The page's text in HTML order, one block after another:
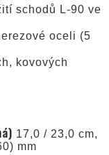
schodů L-90 ve
oceli (5
kovových
17,0 / 23,0 cm,
mm